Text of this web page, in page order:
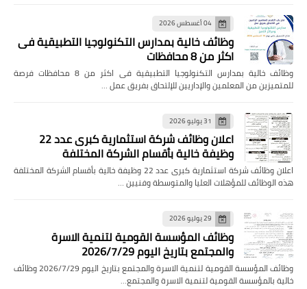
04 أغسطس 2026
وظائف خالية بمدارس التكنولوجيا التطبيقية فى
اكثر من 8 محافظات
وظائف خالية بمدارس التكنولوجيا التطبيقية فى اكثر من 8 محافظات فرصة
للمتميزين من المعلمين والإداريين للإلتحاق بفريق عمل …
31 يوليو 2026
اعلان وظائف شركة استثمارية كبرى عدد 22
وظيفة خالية بأقسام الشركة المختلفة
اعلان وظائف شركة استثمارية كبرى عدد 22 وظيفة خالية بأقسام الشركة المختلفة
هذه الوظائف للمؤهلات العليا والمتوسطة وفنيين …
29 يوليو 2026
وظائف المؤسسة القومية لتنمية الاسرة
والمجتمع بتاريخ اليوم 2026/7/29
وظائف المؤسسة القومية لتنمية الاسرة والمجتمع بتاريخ اليوم 2026/7/29 وظائف
خالية بالمؤسسة القومية لتنمية الاسرة والمجتمع…